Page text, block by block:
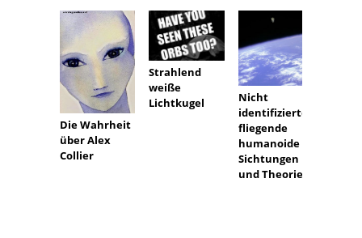
Die Wahrheit
über Alex
Collier
Strahlend
weiße
Lichtkugel
Nicht
identifizierte
fliegende
humanoide
Sichtungen
und Theorien